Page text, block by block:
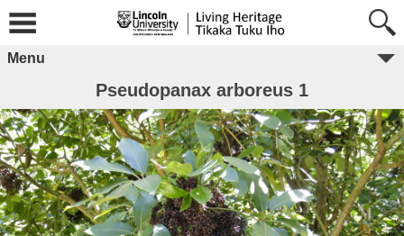
Menu
Pseudopanax arboreus 1